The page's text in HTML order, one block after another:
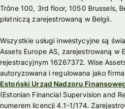
Trône 100, 3rd floor, 1050 Brussels,
płatniczą zarejestrowaną w Belgii.
Wszystkie usługi inwestycyjne są
Assets Europe AS, zarejestrowaną w
rejestracyjnym 16267372. Wise
autoryzowana i regulowana jako
Estoński Urząd Nadzoru
(Estonian Financial Supervision and
numerem licencji 4.1-1/174.